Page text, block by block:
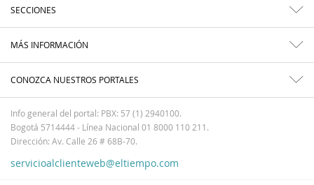
SECCIONES
MÁS INFORMACIÓN
CONOZCA NUESTROS PORTALES
Info general del portal: PBX: 57 (1) 2940100.
Bogotá 5714444 - Línea Nacional 01 8000 110 211.
Dirección: Av. Calle 26 # 68B-70.
servicioalclienteweb@eltiempo.com